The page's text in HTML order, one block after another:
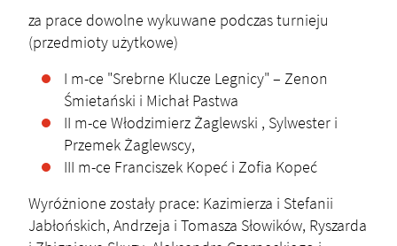
za prace dowolne wykuwane podczas turnieju
(przedmioty użytkowe)
I m-ce "Srebrne Klucze Legnicy" – Zenon
Śmietański i Michał Pastwa
II m-ce Włodzimierz Żaglewski , Sylwester i
Przemek Żaglewscy,
III m-ce Franciszek Kopeć i Zofia Kopeć
Wyróżnione zostały prace: Kazimierza i Stefanii
Jabłońskich, Andrzeja i Tomasza Słowików, Ryszarda